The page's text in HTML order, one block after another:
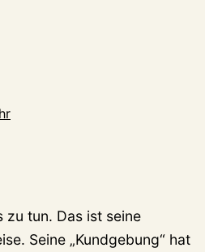
zu tun. Das ist seine
Seine „Kundgebung“ hat